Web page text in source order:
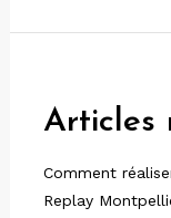
Articles
Comment
Replay